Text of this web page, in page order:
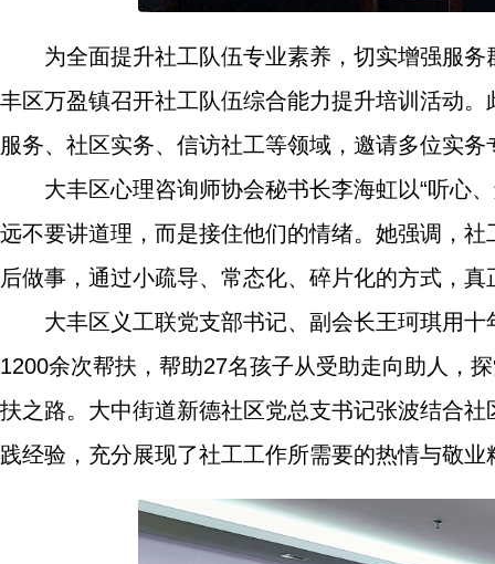
为全面提升社工队伍专业素养，切实增强服
丰区万盈镇召开社工队伍综合能力提升培训活动
服务、社区实务、信访社工等领域，邀请多位实
大丰区心理咨询师协会秘书长李海虹以“听心
远不要讲道理，而是接住他们的情绪。她强调，
后做事，通过小疏导、常态化、碎片化的方式，
大丰区义工联党支部书记、副会长王珂琪用
1200余次帮扶，帮助27名孩子从受助走向助人，
扶之路。大中街道新德社区党总支书记张波结合
践经验，充分展现了社工工作所需要的热情与敬业